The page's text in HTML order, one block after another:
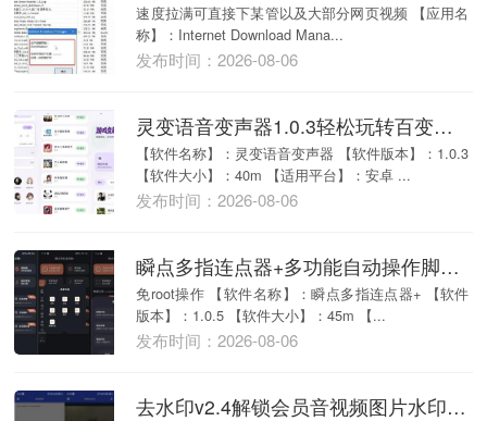
速度拉满可直接下某管以及大部分网页视频 【应用名
称】：Internet Download Mana...
发布时间：2026-08-06
灵变语音变声器1.0.3轻松玩转百变声线一键变声
【软件名称】：灵变语音变声器 【软件版本】：1.0.3
【软件大小】：40m 【适用平台】：安卓 ...
发布时间：2026-08-06
瞬点多指连点器+多功能自动操作脚本录制解锁会员
免root操作 【软件名称】：瞬点多指连点器+ 【软件
版本】：1.0.5 【软件大小】：45m 【...
发布时间：2026-08-06
去水印v2.4解锁会员音视频图片水印处理压缩工具